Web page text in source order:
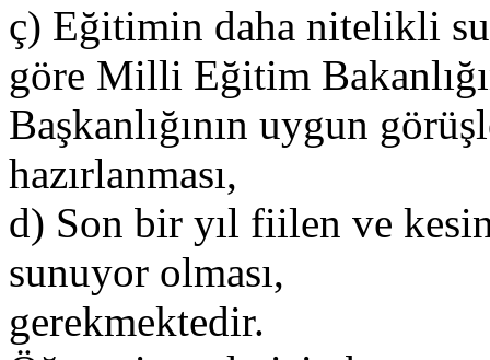
ç) Eğitimin daha nitelikli
göre Milli Eğitim
Başkanlığının uygun
hazırlanması,
d) Son bir yıl fiilen ve
sunuyor olması,
gerekmektedir.